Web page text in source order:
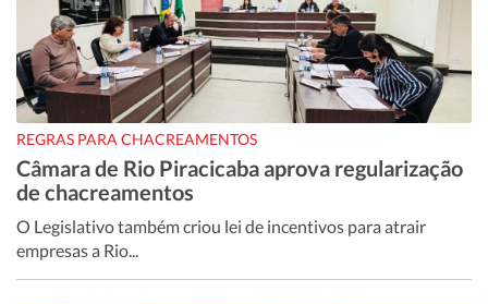
REGRAS PARA CHACREAMENTOS
Câmara de Rio Piracicaba aprova regularização
de chacreamentos
O Legislativo também criou lei de incentivos para atrair
empresas a Rio...